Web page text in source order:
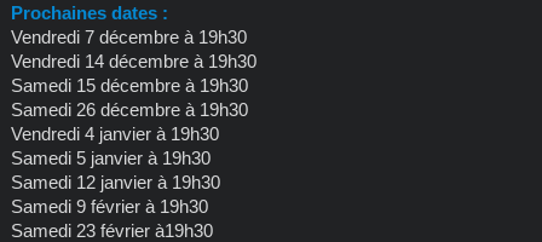
Prochaines dates :
Vendredi 7 décembre à 19h30
Vendredi 14 décembre à 19h30
Samedi 15 décembre à 19h30
Samedi 26 décembre à 19h30
Vendredi 4 janvier à 19h30
Samedi 5 janvier à 19h30
Samedi 12 janvier à 19h30
Samedi 9 février à 19h30
Samedi 23 février à19h30